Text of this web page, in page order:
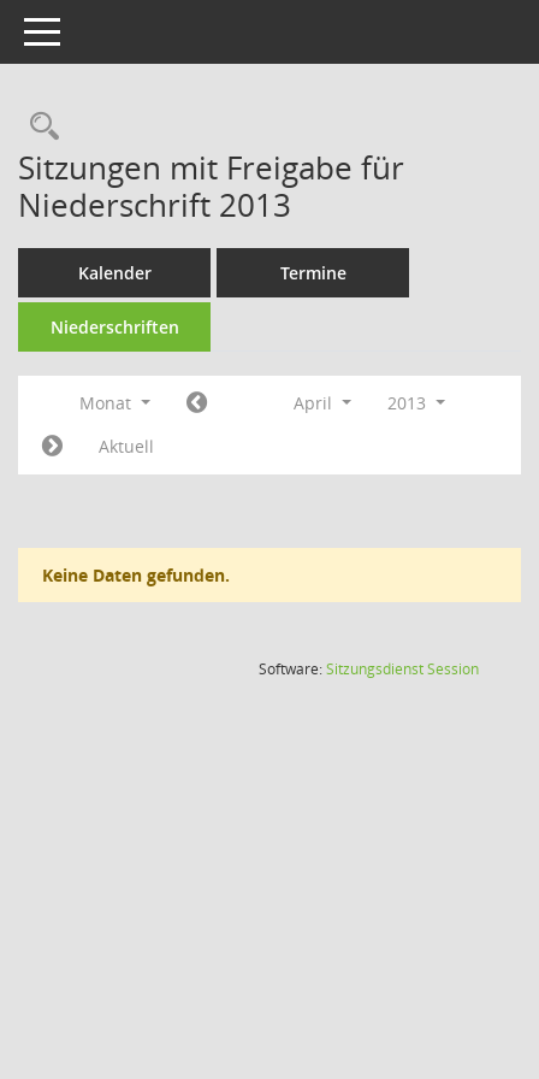
Toggle navigation
Rechercheauswahl
Sitzungen mit Freigabe für
Niederschrift 2013
Kalender Termine
Niederschriften
Monat April
2013
Aktuell
Keine Daten gefunden.
Software:SitzungsdienstSession(Wird in